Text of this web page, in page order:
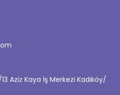
Aziz Kaya İş Merkezi Kadıköy/